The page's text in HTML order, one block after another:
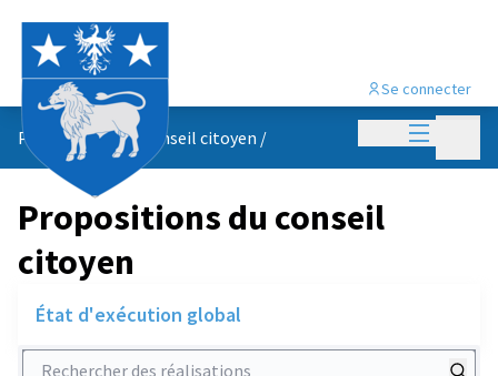
Menu
Se connecter
Propositions du conseil citoyen /
Propositions du conseil
citoyen
État d'exécution global
Rechercher des réalisations